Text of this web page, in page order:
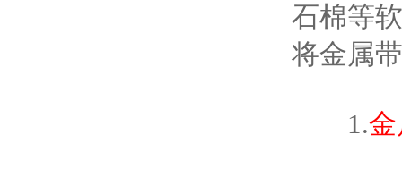
石棉等
将金属
1.